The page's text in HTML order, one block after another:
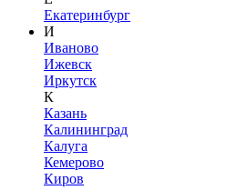
Екатеринбург
И
Иваново
Ижевск
Иркутск
К
Казань
Калининград
Калуга
Кемерово
Киров